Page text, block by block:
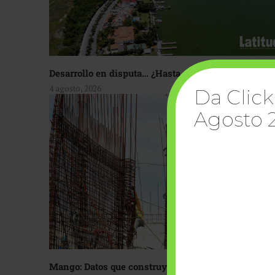
Desarrollo en disputa… ¿Hasta dónde crecer?
4 agosto, 2026
Mango: Datos que construyen confianza
Da
Agosto